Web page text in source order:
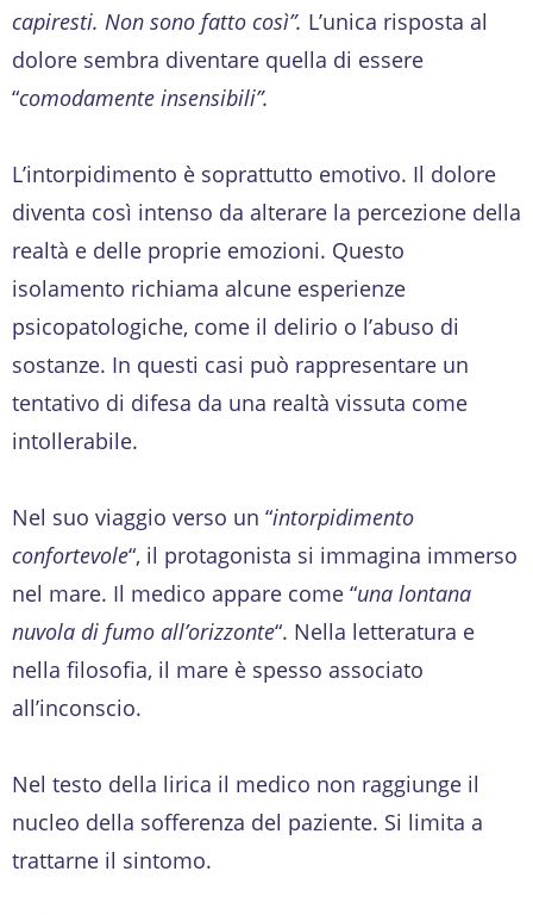
capiresti. Non sono fatto così”. L’unica risposta al
dolore sembra diventare quella di essere
“comodamente insensibili”.
L’intorpidimento è soprattutto emotivo. Il dolore
diventa così intenso da alterare la percezione della
realtà e delle proprie emozioni. Questo
isolamento richiama alcune esperienze
psicopatologiche, come il delirio o l’abuso di
sostanze. In questi casi può rappresentare un
tentativo di difesa da una realtà vissuta come
intollerabile.
Nel suo viaggio verso un “intorpidimento
confortevole“, il protagonista si immagina immerso
nel mare. Il medico appare come “una lontana
nuvola di fumo all’orizzonte“. Nella letteratura e
nella filosofia, il mare è spesso associato
all’inconscio.
Nel testo della lirica il medico non raggiunge il
nucleo della sofferenza del paziente. Si limita a
trattarne il sintomo.